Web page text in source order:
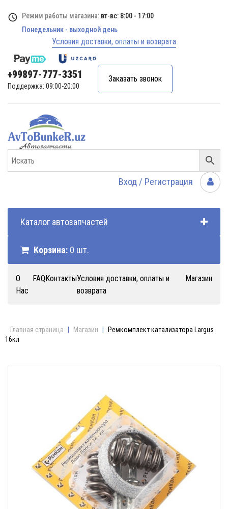
Режим работы магазина: вт-вс: 8:00 - 17:00
Понедельник - выходной день
Условия доставки, оплаты и возврата
+99897-777-3351
Поддержка: 09:00-20:00
Заказать звонок
Вход / Регистрация
Каталог автозапчастей
Корзина: 0 шт.
О
Нас
FAQКонтактыУсловия доставки, оплаты и
возврата
Магазин
Главная страница Магазин
Ремкомплект катализатора Largus
16кл